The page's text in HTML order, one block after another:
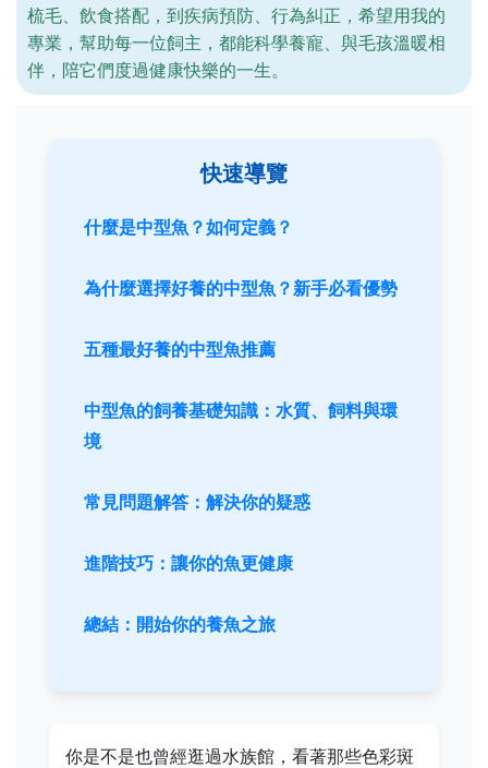
梳毛、飲食搭配，到疾病預防、行為糾正，希望用我的
專業，幫助每一位飼主，都能科學養寵、與毛孩溫暖相
伴，陪它們度過健康快樂的一生。
快速導覽
什麼是中型魚？如何定義？
為什麼選擇好養的中型魚？新手必看優勢
五種最好養的中型魚推薦
中型魚的飼養基礎知識：水質、飼料與環
境
常見問題解答：解決你的疑惑
進階技巧：讓你的魚更健康
總結：開始你的養魚之旅
你是不是也曾經逛過水族館，看著那些色彩斑